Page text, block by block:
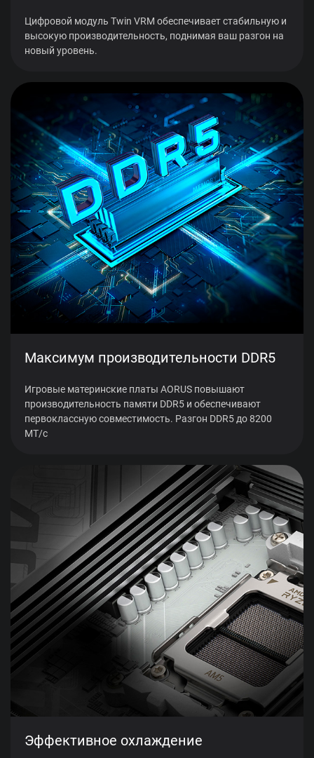
Цифровой модуль Twin VRM обеспечивает стабильную и
высокую производительность, поднимая ваш разгон на
новый уровень.
Максимум производительности DDR5
Игровые материнские платы AORUS повышают
производительность памяти DDR5 и обеспечивают
первоклассную совместимость. Разгон DDR5 до 8200
МТ/с
Эффективное охлаждение